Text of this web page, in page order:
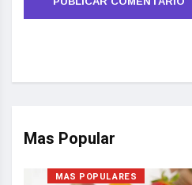
Mas Popular
MAS POPULARES